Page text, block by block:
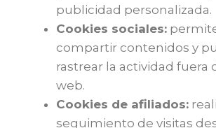
publicidad personalizada.
Cookies sociales:
compartir contenidos y
rastrear la actividad fuera
web.
Cookies de afiliados:
seguimiento de visitas